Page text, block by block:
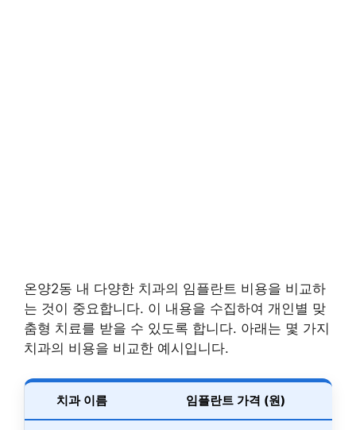
온양2동 내 다양한 치과의 임플란트 비용을 비교하
는 것이 중요합니다. 이 내용을 수집하여 개인별 맞
춤형 치료를 받을 수 있도록 합니다. 아래는 몇 가지
치과의 비용을 비교한 예시입니다.
치과 이름 임플란트 가격 (원)